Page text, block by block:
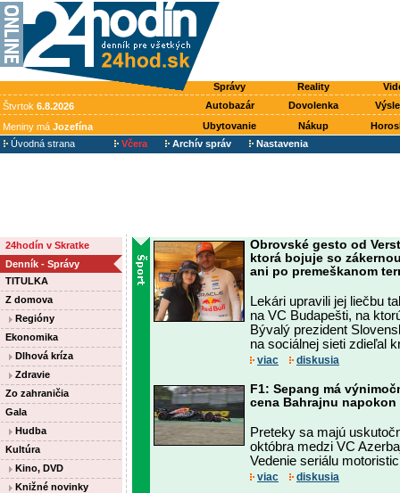
Správy Reality
Štvrtok 6.8.2026 Autobazár Dovolenka
Meniny má Jozefína Ubytovanie Nákup
Úvodná strana
Včera Archív správ Nastavenia
24hodín v Skratke
Denník - Správy
TITULKA
Z domova
Regióny
Ekonomika
Dlhová kríza
Zdravie
Zo zahraničia
Gala
Hudba
Kultúra
Kino, DVD
Knižné novinky
Obrovské gesto od
ktorá bojuje so
ani po premeškanom
Lekári upravili jej liečbu
na VC Budapešti, na
Bývalý prezident
na sociálnej sieti zdieľal
viac diskusia
F1: Sepang má
cena Bahrajnu
Preteky sa majú
októbra medzi VC
Vedenie seriálu
viac diskusia